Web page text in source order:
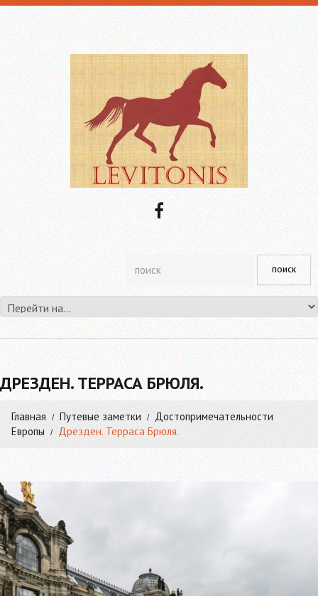
ДРЕЗДЕН. ТЕРРАСА БРЮЛЯ.
Главная Путевые заметки
Достопримечательности
Европы
Дрезден. Терраса Брюля.